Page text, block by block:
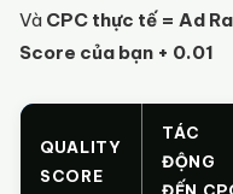
Và CPC thực tế = Ad
Score của bạn + 0.01
QUALITY
SCORE
TÁC
ĐỘNG